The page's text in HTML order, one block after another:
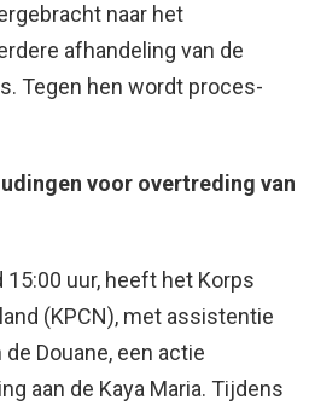
naar het
afhandeling van de
Tegen hen wordt proces-
voor overtreding van
15:00 uur, heeft het Korps
(KPCN), met assistentie
Douane, een actie
aan de Kaya Maria. Tijdens